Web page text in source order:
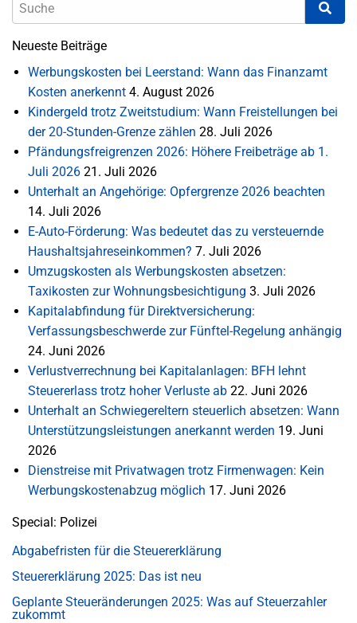
Neueste Beiträge
Werbungskosten bei Leerstand: Wann das Finanzamt
Kosten anerkennt 4. August 2026
Kindergeld trotz Zweitstudium: Wann Freistellungen bei
der 20-Stunden-Grenze zählen 28. Juli 2026
Pfändungsfreigrenzen 2026: Höhere Freibeträge ab 1.
Juli 2026 21. Juli 2026
Unterhalt an Angehörige: Opfergrenze 2026 beachten
14. Juli 2026
E-Auto-Förderung: Was bedeutet das zu versteuernde
Haushaltsjahreseinkommen? 7. Juli 2026
Umzugskosten als Werbungskosten absetzen:
Taxikosten zur Wohnungsbesichtigung 3. Juli 2026
Kapitalabfindung für Direktversicherung:
Verfassungsbeschwerde zur Fünftel-Regelung anhängig
24. Juni 2026
Verlustverrechnung bei Kapitalanlagen: BFH lehnt
Steuererlass trotz hoher Verluste ab 22. Juni 2026
Unterhalt an Schwiegereltern steuerlich absetzen: Wann
Unterstützungsleistungen anerkannt werden 19. Juni
2026
Dienstreise mit Privatwagen trotz Firmenwagen: Kein
Werbungskostenabzug möglich 17. Juni 2026
Special: Polizei
Abgabefristen für die Steuererklärung
Steuererklärung 2025: Das ist neu
Geplante Steueränderungen 2025: Was auf Steuerzahler
zukommt